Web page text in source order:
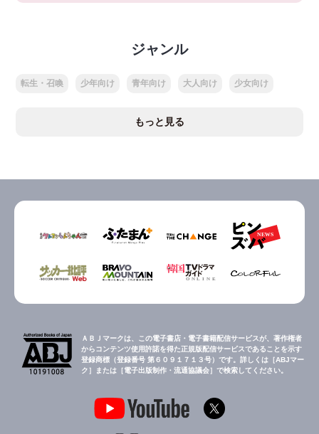
ジャンル
転生・召喚 少年向け 青年向け 大人向け 少女向け
もっと見る
ＡＢＪマークは、この電子書店・電子書籍配信サービスが、著作権者
からコンテンツ使用許諾を得た正規版配信サービスであることを示す
登録商標（登録番号 第６０９１７１３号）です。詳しくは［ABJマー
ク］または［電子出版制作・流通協議会］で検索してください。